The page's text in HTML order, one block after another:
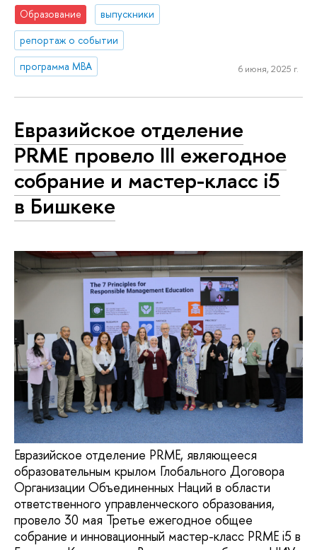
Образование
выпускники
репортаж о событии
программа MBA
6 июня, 2025 г.
Евразийское отделение
PRME провело III ежегодное
собрание и мастер-класс i5
в Бишкеке
Евразийское отделение PRME, являющееся
образовательным крылом Глобального Договора
Организации Объединенных Наций в области
ответственного управленческого образования,
провело 30 мая Третье ежегодное общее
собрание и инновационный мастер-класс PRME i5 в